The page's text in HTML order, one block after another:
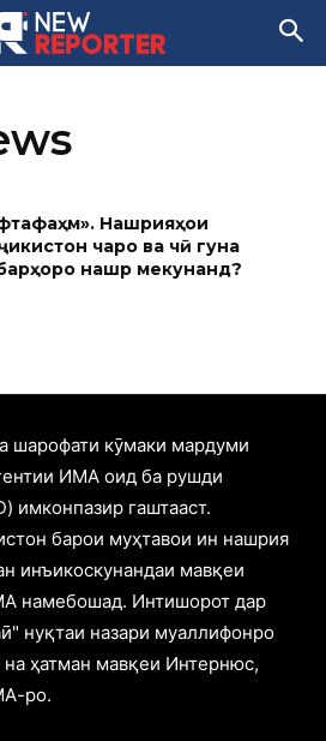
Нашрияҳои
чаро ва чӣ гуна
нашр мекунанд?
шарофати кӯмаки мардуми
ИМА оид ба рушди
имконпазир гаштааст.
барои муҳтавои ин нашрия
инъикоскунандаи мавқеи
намебошад. Интишорот дар
нуқтаи назари муаллифонро
ҳатман мавқеи Интернюс,
ро.